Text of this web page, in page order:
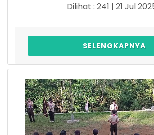
Dilihat : 241 | 21 Jul
SELENGKAPNYA